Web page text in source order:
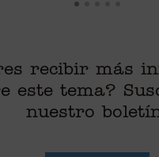
recibir más
este tema?
nuestro